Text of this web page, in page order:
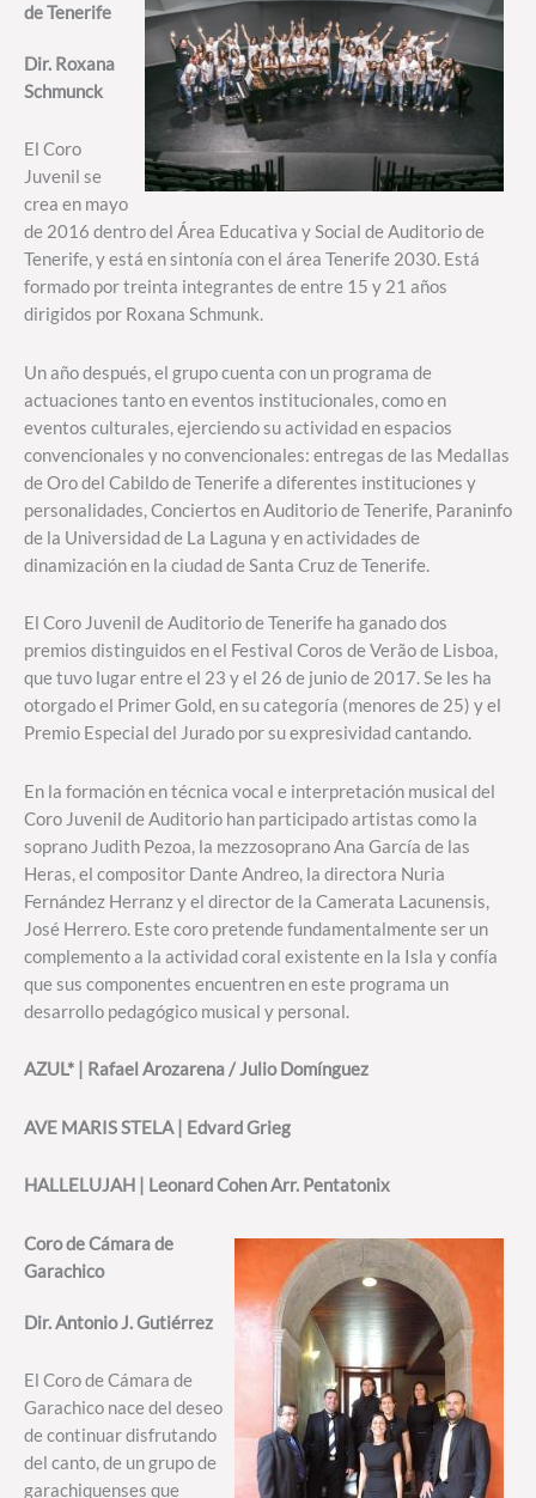
de Tenerife
Dir. Roxana
Schmunck
El Coro
Juvenil se
crea en mayo
de 2016 dentro del Área Educativa y Social de Auditorio de
Tenerife, y está en sintonía con el área Tenerife 2030. Está
formado por treinta integrantes de entre 15 y 21 años
dirigidos por Roxana Schmunk.
Un año después, el grupo cuenta con un programa de
actuaciones tanto en eventos institucionales, como en
eventos culturales, ejerciendo su actividad en espacios
convencionales y no convencionales: entregas de las Medallas
de Oro del Cabildo de Tenerife a diferentes instituciones y
personalidades, Conciertos en Auditorio de Tenerife, Paraninfo
de la Universidad de La Laguna y en actividades de
dinamización en la ciudad de Santa Cruz de Tenerife.
El Coro Juvenil de Auditorio de Tenerife ha ganado dos
premios distinguidos en el Festival Coros de Verão de Lisboa,
que tuvo lugar entre el 23 y el 26 de junio de 2017. Se les ha
otorgado el Primer Gold, en su categoría (menores de 25) y el
Premio Especial del Jurado por su expresividad cantando.
En la formación en técnica vocal e interpretación musical del
Coro Juvenil de Auditorio han participado artistas como la
soprano Judith Pezoa, la mezzosoprano Ana García de las
Heras, el compositor Dante Andreo, la directora Nuria
Fernández Herranz y el director de la Camerata Lacunensis,
José Herrero. Este coro pretende fundamentalmente ser un
complemento a la actividad coral existente en la Isla y confía
que sus componentes encuentren en este programa un
desarrollo pedagógico musical y personal.
AZUL* | Rafael Arozarena / Julio Domínguez
AVE MARIS STELA | Edvard Grieg
HALLELUJAH | Leonard Cohen Arr. Pentatonix
Coro de Cámara de
Garachico
Dir. Antonio J. Gutiérrez
El Coro de Cámara de
Garachico nace del deseo
de continuar disfrutando
del canto, de un grupo de
garachiquenses que